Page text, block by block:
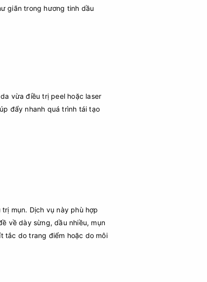
giãn trong hương tinh dầu
vừa điều trị peel hoặc laser
đẩy nhanh quá trình tái tạo
mụn. Dịch vụ này phù hợp
về dày sừng, dầu nhiều, mụn
tắc do trang điểm hoặc do môi